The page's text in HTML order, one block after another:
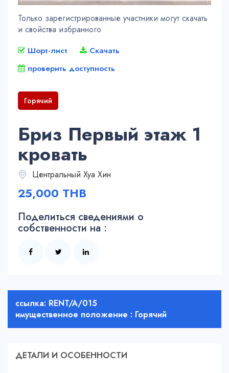
Только зарегистрированные участники могут скачать
и свойства избранного
Шорт-лист
Скачать
проверить доступность
Горячий
Бриз Первый этаж 1
кровать
Центральный Хуа Хин
25,000 THB
Поделиться сведениями о
собственности на :
ссылка: RENT/A/015
имущественное положение : Горячий
ДЕТАЛИ И ОСОБЕННОСТИ